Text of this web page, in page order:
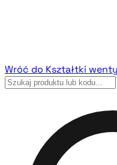
Wróć do Kształtki